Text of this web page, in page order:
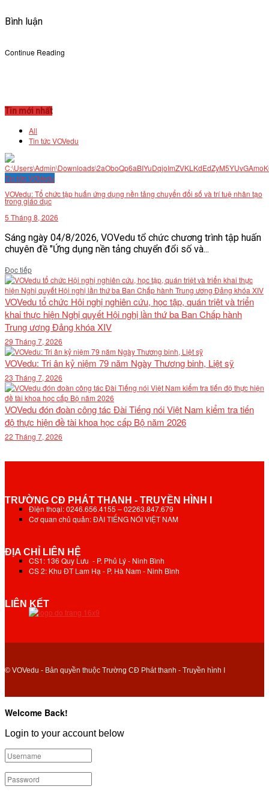
Bình luận
Continue Reading
Tin mới nhất
All
Tin tức VOVedu
Tin tức VOVedu
VOVedu: Tổ chức tập huấn ứng dụng nền tảng chuyển đổi số và trí tuệ nhân tạo
trong giáo dục
5 Tháng 8, 2026
Sáng ngày 04/8/2026, VOVedu tổ chức chương trình tập huấn
chuyên đề "Ứng dụng nền tảng chuyển đổi số và...
Đọc tiếpDetails
VOVedu tổ chức Hội nghị nghiên cứu, học tập, quán triệt và triển
khai thực hiện Nghị quyết Hội nghị lần thứ ba Ban Chấp hành
Trung ương Đảng khóa XIV
29 Tháng 7, 2026
VOVedu: Tri ân kỷ niệm 79 năm Ngày Thương binh, Liệt sỹ
23 Tháng 7, 2026
VOVedu đón đoàn công tác Đài Tiếng nói Việt Nam kiểm tra tiến
độ thực hiện đề tài khoa học cấp Bộ năm 2026
22 Tháng 7, 2026
TRƯỜNG CĐ PHÁT THANH - TRUYỀN HÌNH I
Điện thoại: 0246.656.4155 – 02263.847.679
Cơ quan chủ quản: ĐÀI TIẾNG NÓI VIỆT NAM
ĐỊA CHỈ LIÊN HỆ
CS1: 136 Quy Lưu - P. Phủ Lý - Ninh Bình
CS 2: Khu ĐT Lam Hạ - P. Hà Nam - Ninh Bình
LIÊN KẾT
© VOVedu - Bản quyền thuộc Trường CĐ Phát thanh - Truyền hình I
Welcome Back!
Login to your account below